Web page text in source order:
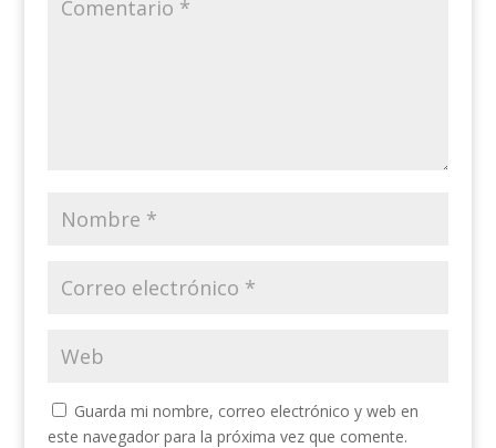
Guarda mi nombre, correo electrónico y web en
este navegador para la próxima vez que comente.